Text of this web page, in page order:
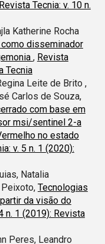
Revista Tecnia: v. 10 n.
Katherine Rocha
disseminador
, Revista
Tecnia
Leite de Brito ,
Carlos de Souza,
com base em
msi/sentinel 2-a
no estado
v. 5 n. 1 (2020):
Natalia
Tecnologias
da visão do
n. 1 (2019): Revista
Peres, Leandro